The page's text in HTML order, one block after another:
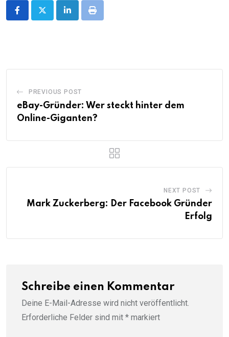
LinkedInPrint
PREVIOUS POST
eBay-Gründer: Wer steckt hinter dem
Online-Giganten?
NEXT POST
Mark Zuckerberg: Der Facebook Gründer
Erfolg
Schreibe einen Kommentar
Deine E-Mail-Adresse wird nicht veröffentlicht.
Erforderliche Felder sind mit * markiert